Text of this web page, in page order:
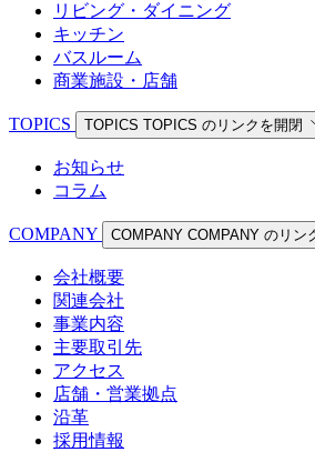
リビング・ダイニング
キッチン
バスルーム
商業施設・店舗
TOPICS TOPICS TOPICS のリンクを開閉
お知らせ
コラム
COMPANY COMPANY COMPANY のリン
会社概要
関連会社
事業内容
主要取引先
アクセス
店舗・営業拠点
沿革
採用情報